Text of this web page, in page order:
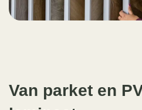
Van parket en